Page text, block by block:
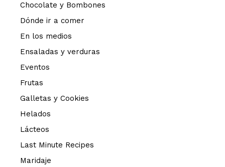
Chocolate y Bombones
Dónde ir a comer
En los medios
Ensaladas y verduras
Eventos
Frutas
Galletas y Cookies
Helados
Lácteos
Last Minute Recipes
Maridaje